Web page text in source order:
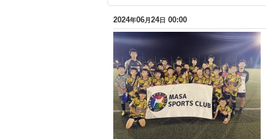
2024年06月24日 00:00